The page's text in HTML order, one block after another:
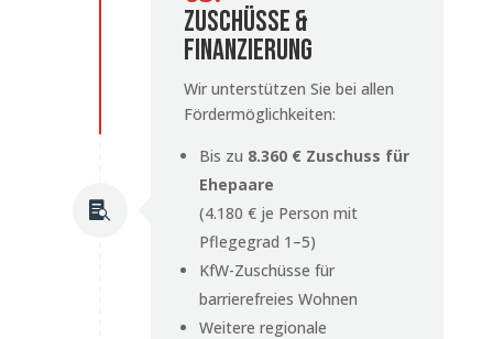

Zuschüsse &
Finanzierung
Wir unterstützen Sie bei allen
Fördermöglichkeiten:
Bis zu 8.360 € Zuschuss für
Ehepaare
(4.180 € je Person mit
Pflegegrad 1–5)
KfW-Zuschüsse für
barrierefreies Wohnen
Weitere regionale